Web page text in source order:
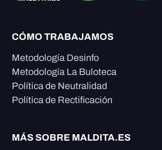
CÓMO TRABAJAMOS
Metodología Desinfo
Metodología La Buloteca
Política de Neutralidad
Política de Rectificación
MÁS SOBRE MALDITA.ES